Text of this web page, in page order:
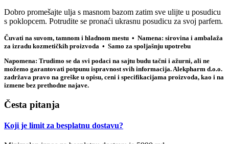
Dobro promešajte ulja s masnom bazom zatim sve ulijte u posudicu
s poklopcem. Potrudite se pronaći ukrasnu posudicu za svoj parfem.
Čuvati na suvom, tamnom i hladnom mestu • Namena: sirovina i ambalaža
za izradu kozmetičkih proizvoda • Samo za spoljašnju upotrebu
Napomena: Trudimo se da svi podaci na sajtu budu tačni i ažurni, ali ne
možemo garantovati potpunu ispravnost svih informacija. Alekpharm d.o.o.
zadržava pravo na greške u opisu, ceni i specifikacijama proizvoda, kao i na
izmene bez prethodne najave.
Česta pitanja
Koji je limit za besplatnu dostavu?